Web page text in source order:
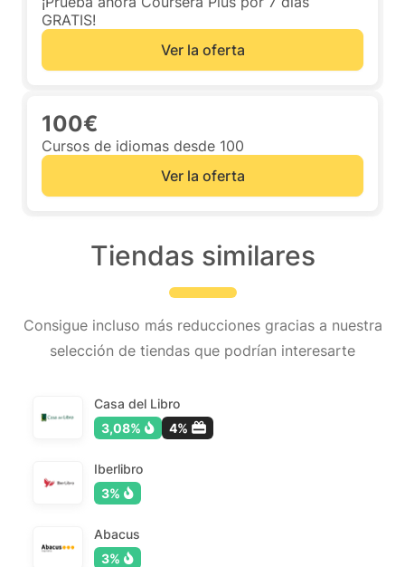
GRATIS!
Ver la oferta
100€
Cursos de idiomas desde 100
Ver la oferta
Tiendas similares
Consigue incluso más reducciones gracias a nuestra
selección de tiendas que podrían interesarte
Casa del Libro
3,08%
4%
Iberlibro
3%
Abacus
3%